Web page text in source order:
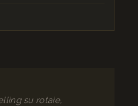
su rotaie,